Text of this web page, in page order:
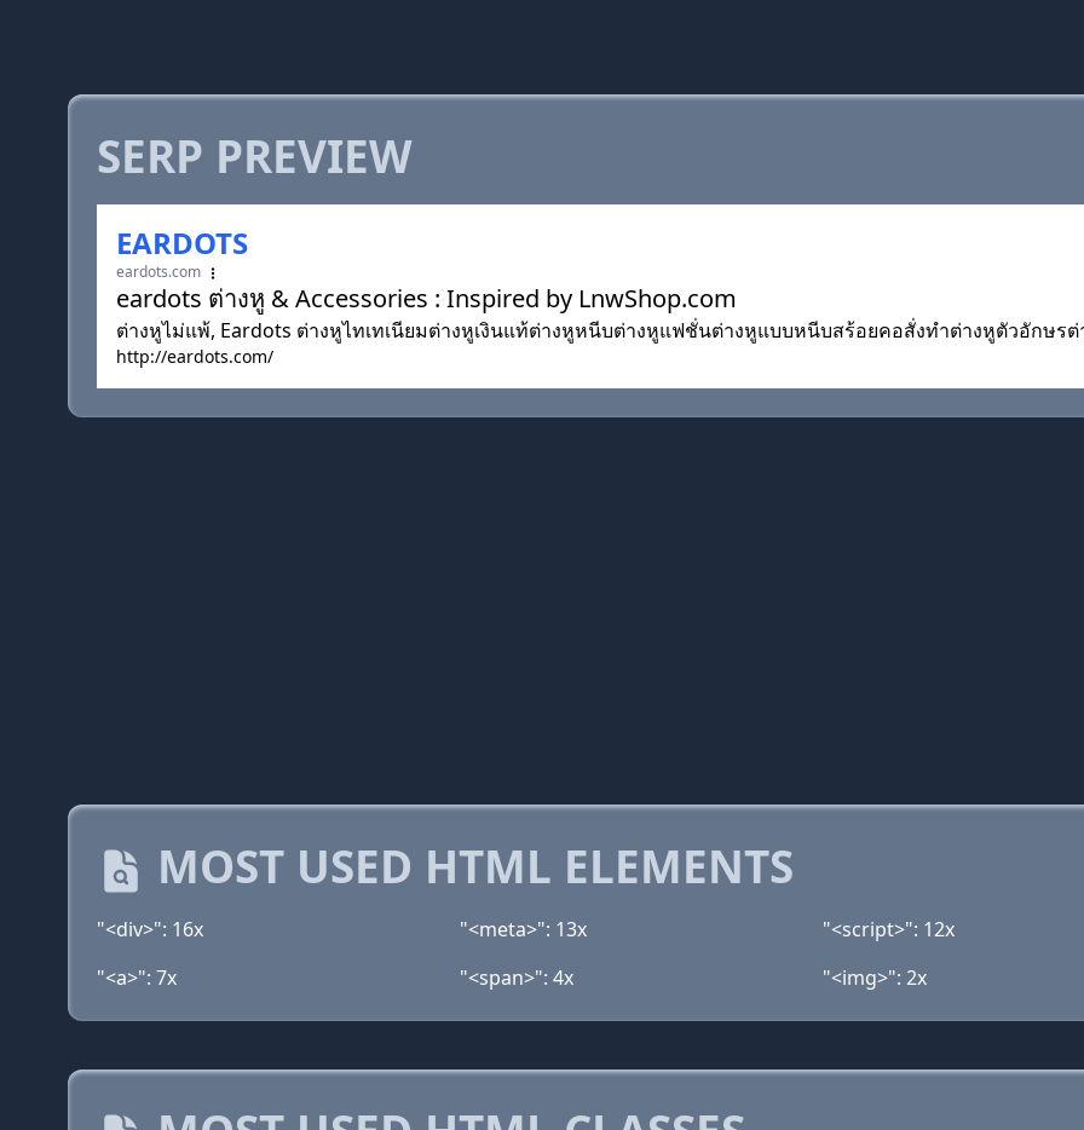
SERP PREVIEW
EARDOTS
eardots.com
eardots ต่างหู & Accessories : Inspired by LnwShop.com
ต่างหูไม่แพ้, Eardots ต่างหูไทเทเนียมต่างหูเงินแท้ต่างหูหนีบต่างหูแฟชั่นต่างหูแบบหนีบสร้อยคอสั่งทำต่างหูตัวอักษร
http://eardots.com/
MOST USED HTML ELEMENTS
"<div>": 16x "<meta>": 13x "<script>": 12x
"<a>": 7x
"<span>": 4x "<img>": 2x